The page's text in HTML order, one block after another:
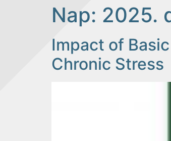
Nap: 2025.
Impact of
Chronic Stress